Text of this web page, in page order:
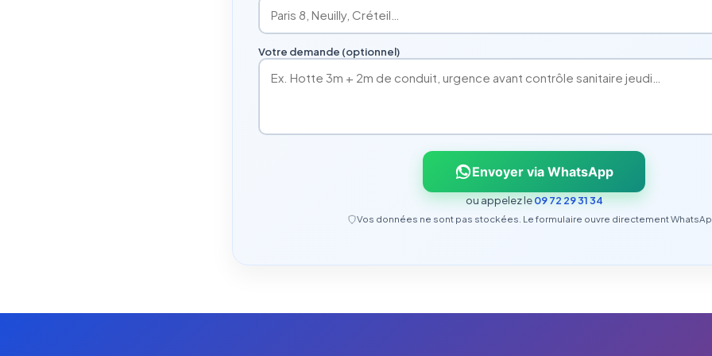
Votre demande (optionnel)
Envoyer via WhatsApp
ou appelez le09 72 29 31 34
Vos données ne sont pas stockées. Le formulaire ouvre directement